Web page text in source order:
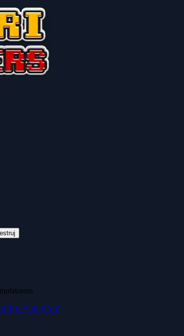
S T U V W X Y Z